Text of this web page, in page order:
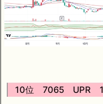
10位 7065 UPR